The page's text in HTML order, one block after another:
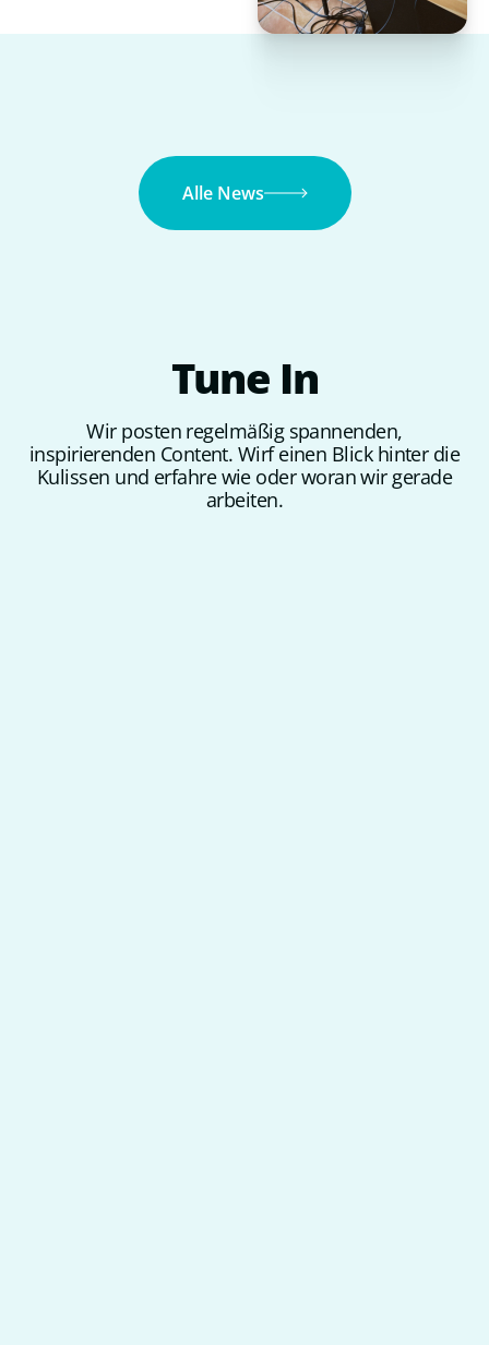
Alle News
Tune In
Wir posten regelmäßig spannenden,
inspirierenden Content. Wirf einen Blick hinter die
Kulissen und erfahre wie oder woran wir gerade
arbeiten.